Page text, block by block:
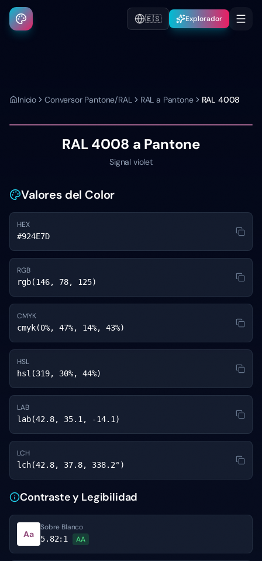
🇪🇸 Explorador
Inicio Conversor Pantone/RAL RAL a Pantone RAL 4008
RAL 4008 a Pantone
Signal violet
Valores del Color
HEX
#924E7D
RGB
rgb(146, 78, 125)
CMYK
cmyk(0%, 47%, 14%, 43%)
HSL
hsl(319, 30%, 44%)
LAB
lab(42.8, 35.1, -14.1)
LCH
lch(42.8, 37.8, 338.2°)
Contraste y Legibilidad
Aa
Sobre Blanco
5.82:1 AA